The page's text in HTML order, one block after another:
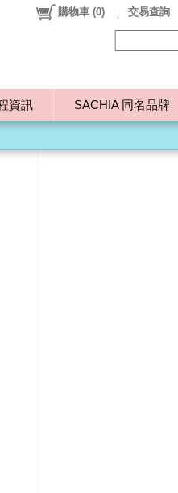
資訊 SACHIA 同名品牌
購物車 (0) 交易查詢